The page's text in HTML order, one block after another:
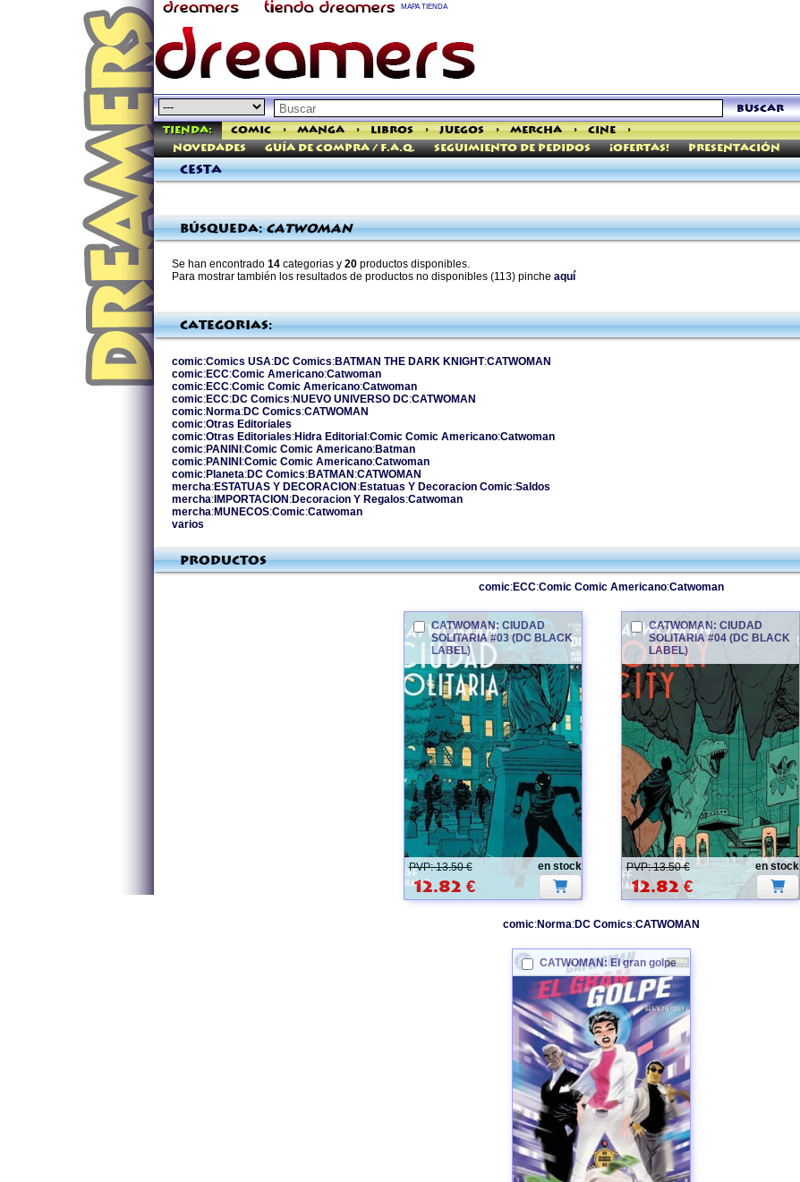
MAPA TIENDA
buscar
Tienda: Comic > Manga > Libros > Juegos > Mercha > Cine
>
Novedades
Guía de Compra / F.A.Q. Seguimiento de pedidos ¡Ofertas! Presentación
Cesta
Búsqueda:catwoman
Se han encontrado 14 categorias y 20 productos disponibles.
Para mostrar también los resultados de productos no disponibles (113) pinche aquí
Categorias:
comic:Comics USA:DC Comics:BATMAN THE DARK KNIGHT:CATWOMAN
comic:ECC:Comic Americano:Catwoman
comic:ECC:Comic Comic Americano:Catwoman
comic:ECC:DC Comics:NUEVO UNIVERSO DC:CATWOMAN
comic:Norma:DC Comics:CATWOMAN
comic:Otras Editoriales
comic:Otras Editoriales:Hidra Editorial:Comic Comic Americano:Catwoman
comic:PANINI:Comic Comic Americano:Batman
comic:PANINI:Comic Comic Americano:Catwoman
comic:Planeta:DC Comics:BATMAN:CATWOMAN
mercha:ESTATUAS Y DECORACION:Estatuas Y Decoracion Comic:Saldos
mercha:IMPORTACION:Decoracion Y Regalos:Catwoman
mercha:MUNECOS:Comic:Catwoman
varios
Productos
comic:ECC:Comic Comic Americano:Catwoman
CATWOMAN: CIUDAD
SOLITARIA #03 (DC BLACK
LABEL)
CATWOMAN
en stock
PVP: 13.50 €
12.82 €
CATWOMAN: CIUDAD
SOLITARIA #04 (DC BLACK
LABEL)
CATWOMAN
en stock
PVP: 13.50 €
12.82 €
comic:Norma:DC Comics:CATWOMAN
CATWOMAN: El gran golpe